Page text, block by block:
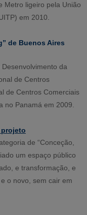
Metro ligeiro pela União
em 2010.
de Buenos Aires
da
de Centros
de Centros Comerciais
no Panamá em 2009.
de “Conceção,
um espaço público
e transformação, e
o novo, sem cair em